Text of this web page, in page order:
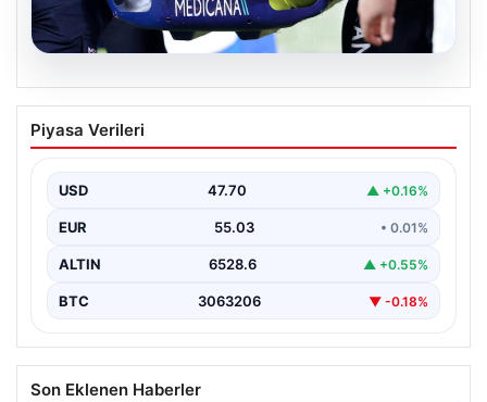
05.08.2026
Fenerbahçe’de Sakatlık Şoku: Jayden
Oosterwolde Maçtan Çekildi
Oosterwolde, UEFA Avrupa Ligi'nde Sturm Graz ile
karşılaştıkları zorlu mücadelede…
Piyasa Verileri
USD 47.70 ▲ +0.16%
EUR 55.03 • 0.01%
ALTIN 6528.6 ▲ +0.55%
BTC 3063206 ▼ -0.18%
Son Eklenen Haberler